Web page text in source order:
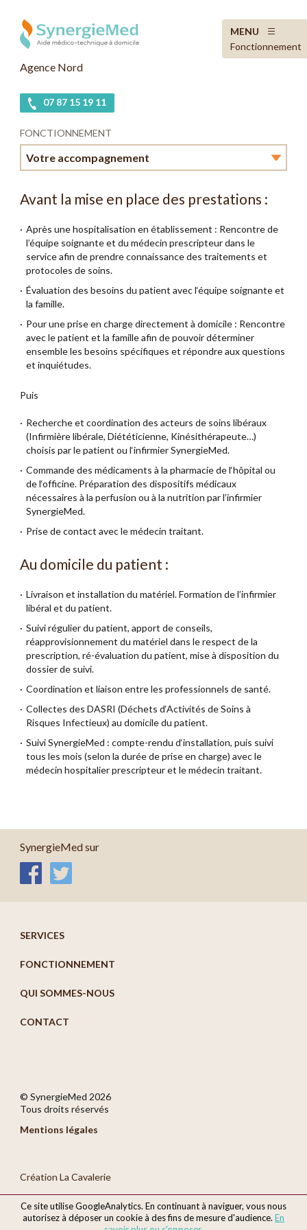
Ce site utilise GoogleAnalytics. En continuant à naviguer, vous nous
autorisez à déposer un cookie à des fins de mesure d'audience. En
Agence Nord
MENU
Fonctionnement
07 87 15 19 11
FONCTIONNEMENT
Votre accompagnement
Avant la mise en place des prestations :
Après une hospitalisation en établissement : Rencontre de
l’équipe soignante et du médecin prescripteur dans le
service afin de prendre connaissance des traitements et
protocoles de soins.
Évaluation des besoins du patient avec l‘équipe soignante et
la famille.
Pour une prise en charge directement à domicile : Rencontre
avec le patient et la famille afin de pouvoir déterminer
ensemble les besoins spécifiques et répondre aux questions
et inquiétudes.
Puis
Recherche et coordination des acteurs de soins libéraux
(Infirmière libérale, Diététicienne, Kinésithérapeute…)
choisis par le patient ou l‘infirmier SynergieMed.
Commande des médicaments à la pharmacie de l‘hôpital ou
de l‘officine. Préparation des dispositifs médicaux
nécessaires à la perfusion ou à la nutrition par l’infirmier
SynergieMed.
Prise de contact avec le médecin traitant.
Au domicile du patient :
Livraison et installation du matériel. Formation de l’infirmier
libéral et du patient.
Suivi régulier du patient, apport de conseils,
réapprovisionnement du matériel dans le respect de la
prescription, ré-évaluation du patient, mise à disposition du
dossier de suivi.
Coordination et liaison entre les professionnels de santé.
Collectes des DASRI (Déchets d‘Activités de Soins à
Risques Infectieux) au domicile du patient.
Suivi SynergieMed : compte-rendu d‘installation, puis suivi
tous les mois (selon la durée de prise en charge) avec le
médecin hospitalier prescripteur et le médecin traitant.
SynergieMed sur
SERVICES
FONCTIONNEMENT
QUI SOMMES-NOUS
CONTACT
© SynergieMed 2026
Tous droits réservés
Mentions légales
Création La Cavalerie